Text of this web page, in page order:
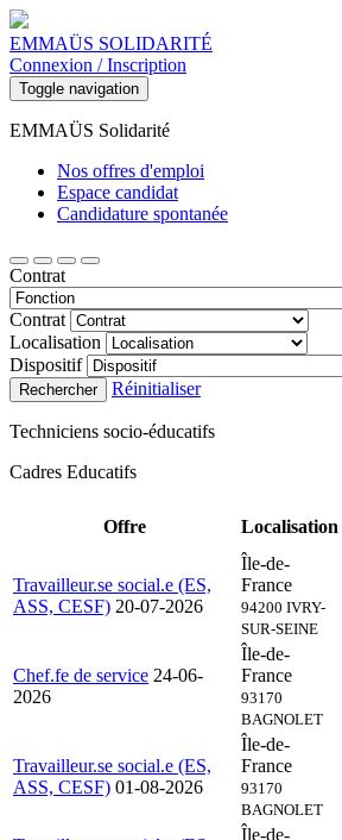
EMMAÜS SOLIDARITÉ
Connexion / Inscription
Toggle navigation
EMMAÜS Solidarité
Nos offres d'emploi
Espace candidat
Candidature spontanée
Contrat
Contrat
Localisation
Dispositif
Rechercher Réinitialiser
Techniciens socio-éducatifs
Cadres Educatifs
Offre Localisation
Travailleur.se social.e (ES,
ASS, CESF) 20-07-2026
Île-de-
France
94200 IVRY-
SUR-SEINE
Chef.fe de service 24-06-
2026
Île-de-
France
93170
BAGNOLET
Travailleur.se social.e (ES,
ASS, CESF) 01-08-2026
Île-de-
France
93170
BAGNOLET
Île-de-